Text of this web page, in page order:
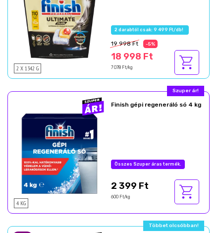
2 X 1342 G
19 998 Ft -5%
18 998 Ft
7 078 Ft/kg
4 KG
Finish gépi regeneráló só 4 kg
2 399 Ft
600 Ft/kg